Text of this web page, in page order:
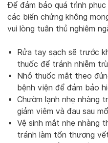
Để đảm bảo quá trình
các biến chứng không
vui lòng tuân thủ nghiêm
Rửa tay sạch sẽ trước
thuốc để tránh nhiễm
Nhỏ thuốc mắt theo
bệnh viện để đảm bảo
Chườm lạnh nhẹ nhàng
giảm viêm và đau sau
Vệ sinh mắt nhẹ nhàng
tránh làm tổn thương